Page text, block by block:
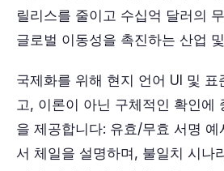
릴리스를 줄이고 수십억 달러의
글로벌 이동성을 촉진하는 산업
국제화를 위해 현지 언어 UI 및 표
고, 이론이 아닌 구체적인 확인에
을 제공합니다: 유효/무효 서명
서 체일을 설명하며, 불일치 시나